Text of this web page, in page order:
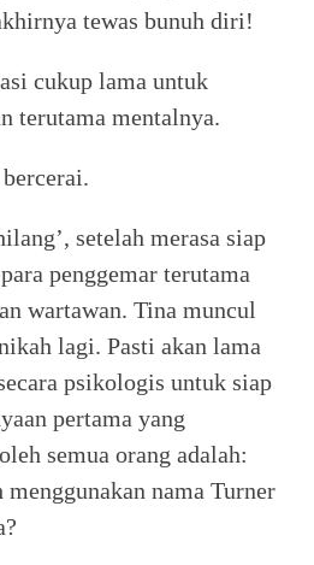
tewas bunuh diri!
cukup lama untuk
terutama mentalnya.
setelah merasa siap
penggemar terutama
wartawan. Tina muncul
lagi. Pasti akan lama
psikologis untuk siap
pertama yang
semua orang adalah:
nama Turner